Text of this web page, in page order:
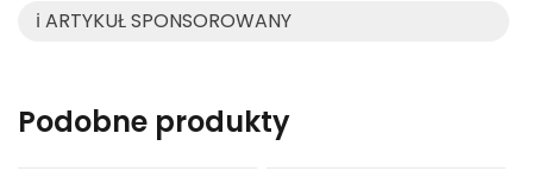
ℹ️ ARTYKUŁ SPONSOROWANY
Podobne produkty